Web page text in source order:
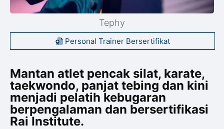
Tephy
Personal Trainer Bersertifikat
Mantan atlet pencak silat, karate,
taekwondo, panjat tebing dan kini
menjadi pelatih kebugaran
berpengalaman dan bersertifikasi
Rai Institute.